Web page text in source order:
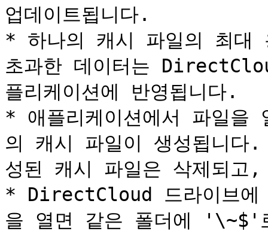
업데이트됩니다.
* 하나의 캐시 파일의 최대
초과한 데이터는
플리케이션에 반영됩니다.
* 애플리케이션에서 파일
의 캐시 파일이 생성됩니다
성된 캐시 파일은 삭제되고
* DirectCloud 드라이브
을 열면 같은 폴더에 '\~$'